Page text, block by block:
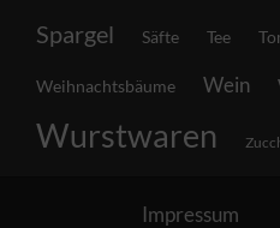
Spargel Säfte Tee
Weihnachtsbäume Wein
Wurstwaren
Impressum